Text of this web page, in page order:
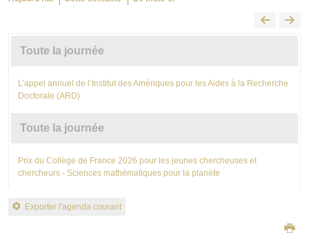
Toute la journée
L’appel annuel de l’Institut des Amériques pour les Aides à la Recherche
Doctorale (ARD)
Toute la journée
Prix du Collège de France 2026 pour les jeunes chercheuses et
chercheurs - Sciences mathématiques pour la planète
Exporter l'agenda courant